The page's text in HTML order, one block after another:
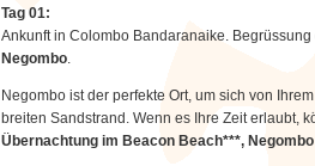
Tag 01:
Ankunft in Colombo Bandaranaike.
Negombo.
Negombo ist der perfekte Ort, um sich von
breiten Sandstrand. Wenn es Ihre Zeit erlaubt,
Übernachtung im Beacon Beach***, Negombo